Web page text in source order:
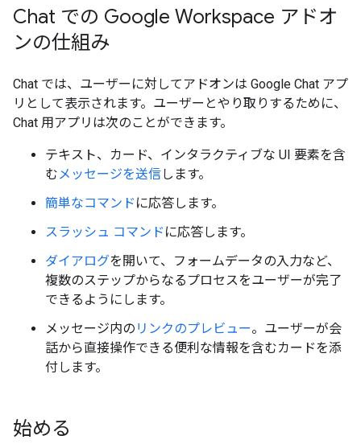
Chat での Google Workspace アドオ
ンの仕組み
Chat では、ユーザーに対してアドオンは Google Chat アプ
リとして表示されます。ユーザーとやり取りするために、
Chat 用アプリは次のことができます。
テキスト、カード、インタラクティブな UI 要素を含
むメッセージを送信します。
簡単なコマンド に応答します。
スラッシュ コマンド に応答します。
ダイアログを開いて、フォームデータの入力など、
複数のステップからなるプロセスをユーザーが完了
できるようにします。
メッセージ内の リンクのプレビュー。ユーザーが会
話から直接操作できる便利な情報を含むカードを添
付します。
始める